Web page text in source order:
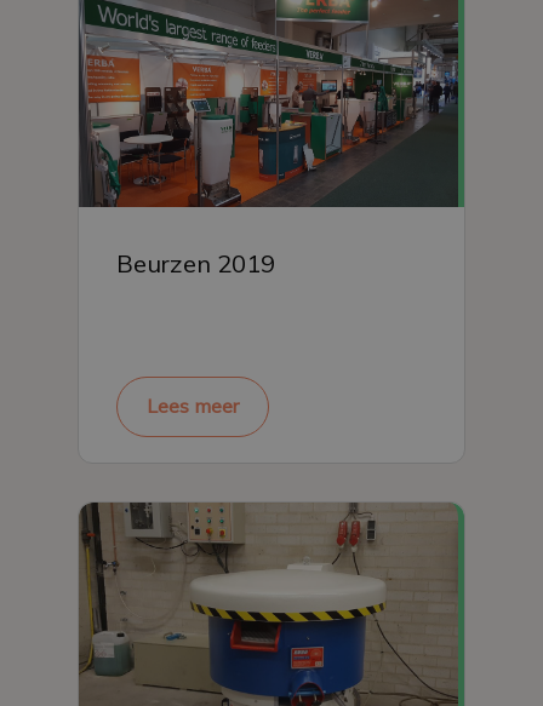
Beurzen 2019
Lees meer